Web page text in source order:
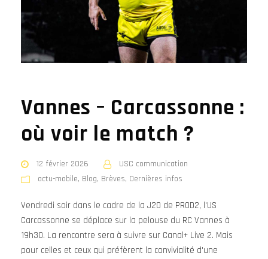
Vannes – Carcassonne :
où voir le match ?
12 février 2026
USC communication
actu-mobile, Blog, Brèves, Dernières infos
Vendredi soir dans le cadre de la J20 de PROD2, l'US
Carcassonne se déplace sur la pelouse du RC Vannes à
19h30. La rencontre sera à suivre sur Canal+ Live 2. Mais
pour celles et ceux qui préfèrent la convivialité d'une